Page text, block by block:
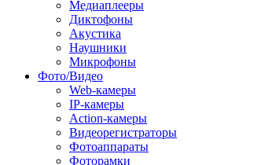
Медиаплееры
Диктофоны
Акустика
Наушники
Микрофоны
Фото/Видео
Web-камеры
IP-камеры
Action-камеры
Видеорегистраторы
Фотоаппараты
Фоторамки